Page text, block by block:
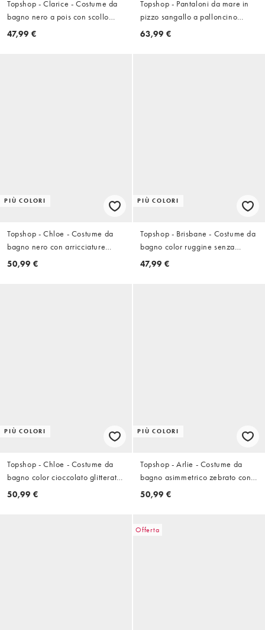
Topshop - Clarice - Costume da
bagno nero a pois con scollo
rotondo sul retro
47,99 €
Topshop - Pantaloni da mare in
pizzo sangallo a palloncino
bianchi
63,99 €
PIÙ COLORI
Topshop - Chloe - Costume da
bagno nero con arricciature
laterali
50,99 €
PIÙ COLORI
Topshop - Brisbane - Costume da
bagno color ruggine senza
spalline allacciato sul retro
47,99 €
PIÙ COLORI
Topshop - Chloe - Costume da
bagno color cioccolato glitterato
con arricciature laterali
50,99 €
PIÙ COLORI
Topshop - Arlie - Costume da
bagno asimmetrico zebrato con
schiena scoperta
50,99 €
Offerta